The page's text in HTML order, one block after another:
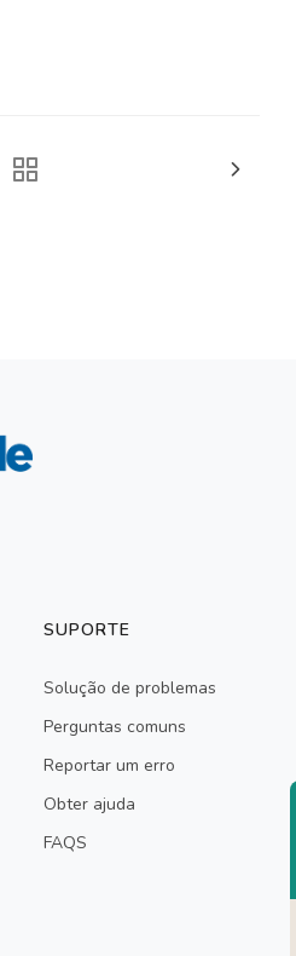
SUPORTE
Solução de problemas
Perguntas comuns
Reportar um erro
Obter ajuda
FAQS